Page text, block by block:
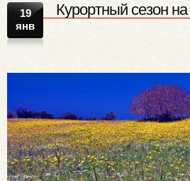
19
янв
Курортный сезон